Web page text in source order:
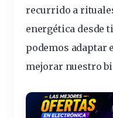
recurrido a
energética desde
podemos adaptar
mejorar nuestro